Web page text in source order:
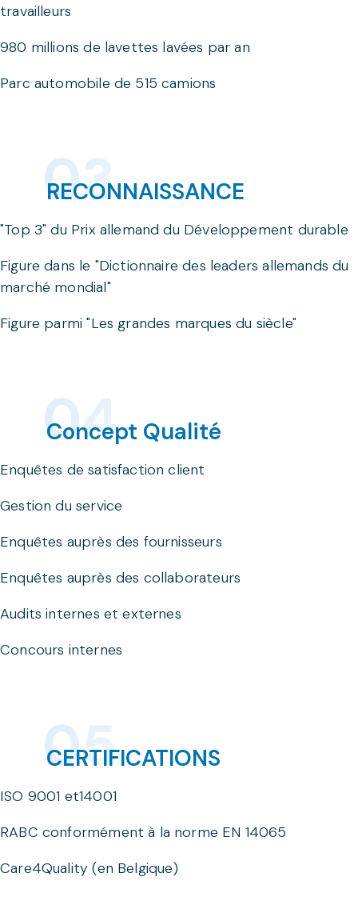
travailleurs
980 millions de lavettes lavées par an
Parc automobile de 515 camions
RECONNAISSANCE
"Top 3" du Prix allemand du Développement durable
Figure dans le "Dictionnaire des leaders allemands du
marché mondial"
Figure parmi "Les grandes marques du siècle"
Concept Qualité
Enquêtes de satisfaction client
Gestion du service
Enquêtes auprès des fournisseurs
Enquêtes auprès des collaborateurs
Audits internes et externes
Concours internes
CERTIFICATIONS
ISO 9001 et14001
RABC conformément à la norme EN 14065
Care4Quality (en Belgique)